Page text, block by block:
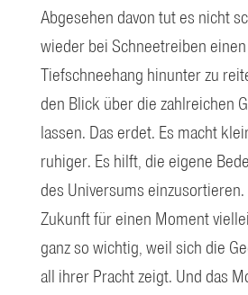
Abgesehen davon tut es nicht
wieder bei Schneetreiben
Tiefschneehang hinunter zu
den Blick über die zahlreichen
lassen. Das erdet. Es macht
ruhiger. Es hilft, die eigene
des Universums
Zukunft für einen Moment
ganz so wichtig, weil sich die
all ihrer Pracht zeigt. Und das